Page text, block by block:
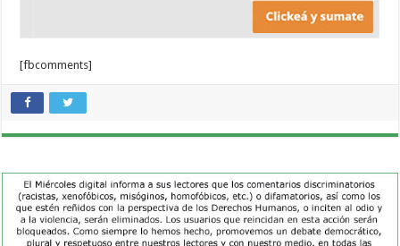
[fbcomments]